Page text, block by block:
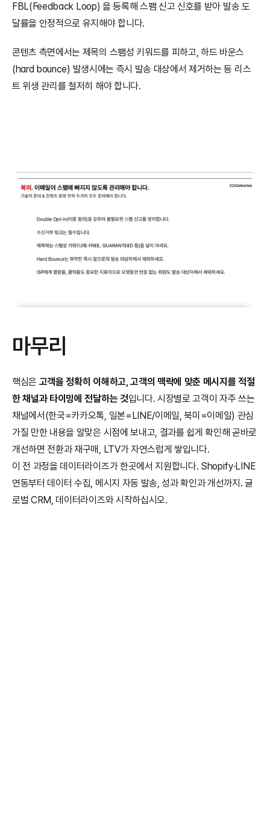
FBL(Feedback Loop) 을 등록해 스팸 신고 신호를 받아 발송 도
달률을 안정적으로 유지해야 합니다.
콘텐츠 측면에서는 제목의 스팸성 키워드를 피하고, 하드 바운스
(hard bounce) 발생시에는 즉시 발송 대상에서 제거하는 등 리스
트 위생 관리를 철저히 해야 합니다.
마무리
핵심은 고객을 정확히 이해하고, 고객의 맥락에 맞춘 메시지를 적절
한 채널과 타이밍에 전달하는 것입니다. 시장별로 고객이 자주 쓰는
채널에서(한국=카카오톡, 일본=LINE/이메일, 북미=이메일) 관심
가질 만한 내용을 알맞은 시점에 보내고, 결과를 쉽게 확인해 곧바로
개선하면 전환과 재구매, LTV가 자연스럽게 쌓입니다.
이 전 과정을 데이터라이즈가 한곳에서 지원합니다. Shopify·LINE
연동부터 데이터 수집, 메시지 자동 발송, 성과 확인과 개선까지. 글
로벌 CRM, 데이터라이즈와 시작하십시오.